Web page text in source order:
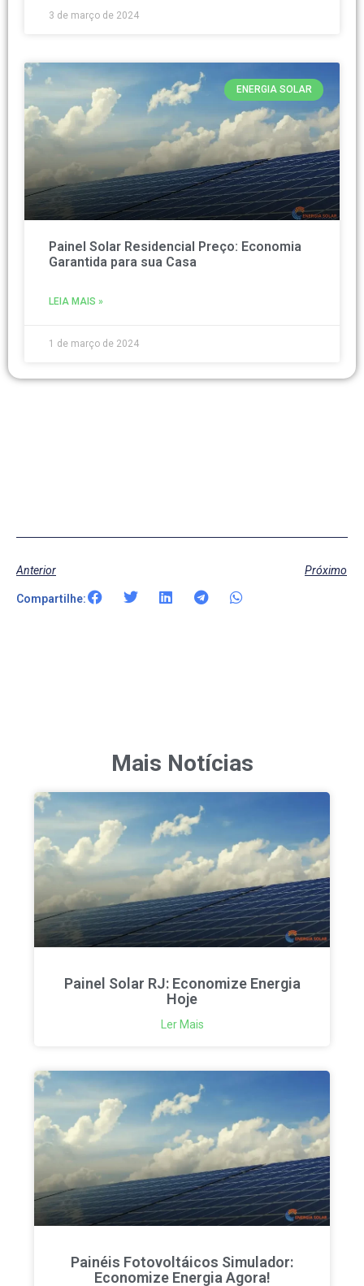
3 de março de 2024
ENERGIA SOLAR
Painel Solar Residencial Preço: Economia
Garantida para sua Casa
LEIA MAIS »
1 de março de 2024
Anterior Próximo
Compartilhe:
Mais Notícias
Painel Solar RJ: Economize Energia
Hoje
Ler Mais
Painéis Fotovoltáicos Simulador:
Economize Energia Agora!